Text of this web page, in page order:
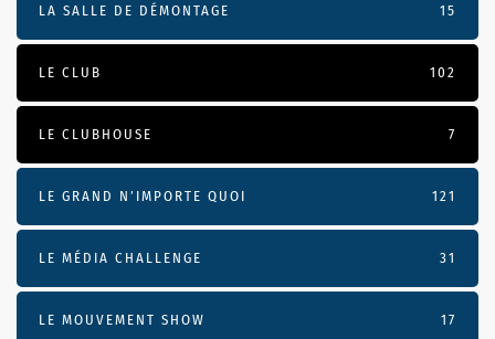
LA SALLE DE DÉMONTAGE 15
LE CLUB 102
LE CLUBHOUSE 7
LE GRAND N’IMPORTE QUOI 121
LE MÉDIA CHALLENGE 31
LE MOUVEMENT SHOW 17